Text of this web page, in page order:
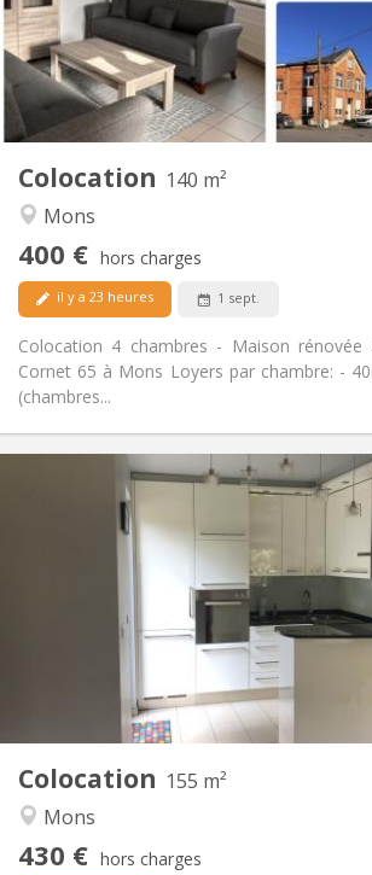
Colocation 140 m²
Mons
400 € hors charges
il y a 23 heures 1 sept.
Colocation 4 chambres - Maison rénovée
Cornet 65 à Mons Loyers par chambre: -
(chambres...
Colocation 155 m²
Mons
430 € hors charges